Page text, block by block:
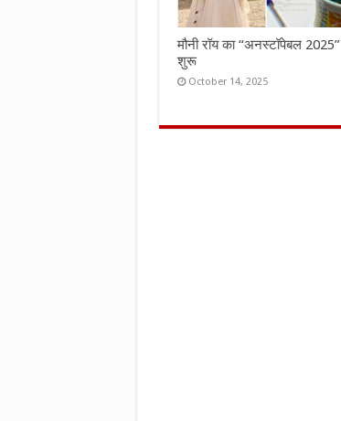
मौनी रॉय का “अनस्टॉपेबल 2025”
शुरू
October 14, 2025